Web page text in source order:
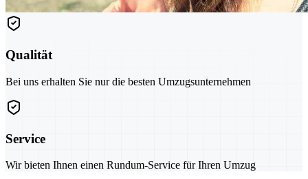
Qualität
Bei uns erhalten Sie nur die besten Umzugsunternehmen
Service
Wir bieten Ihnen einen Rundum-Service für Ihren Umzug